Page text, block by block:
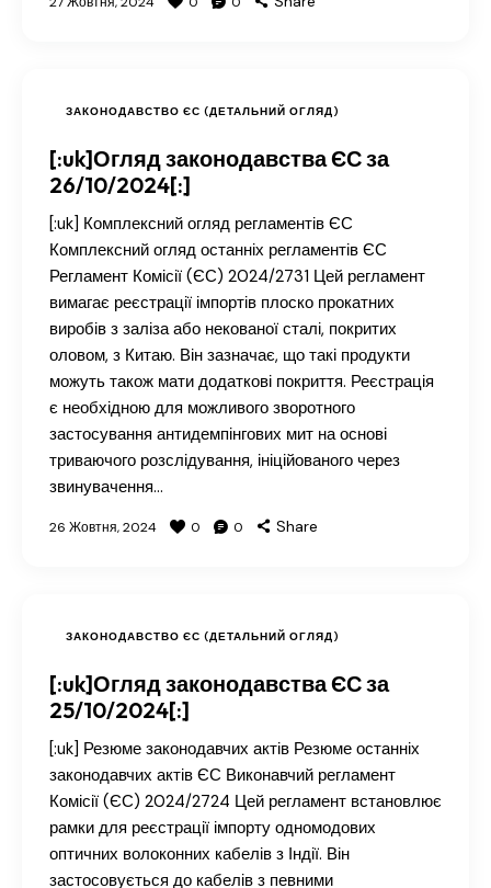
ЗАКОНОДАВСТВО ЄС (ДЕТАЛЬНИЙ ОГЛЯД)
[:uk]Огляд законодавства ЄС за
26/10/2024[:]
[:uk] Комплексний огляд регламентів ЄС
Комплексний огляд останніх регламентів ЄС
Регламент Комісії (ЄС) 2024/2731 Цей регламент
вимагає реєстрації імпортів плоско прокатних
виробів з заліза або некованої сталі, покритих
оловом, з Китаю. Він зазначає, що такі продукти
можуть також мати додаткові покриття. Реєстрація
є необхідною для можливого зворотного
застосування антидемпінгових мит на основі
триваючого розслідування, ініційованого через
звинувачення…
26 Жовтня, 2024 0 0 Share
ЗАКОНОДАВСТВО ЄС (ДЕТАЛЬНИЙ ОГЛЯД)
[:uk]Огляд законодавства ЄС за
25/10/2024[:]
[:uk] Резюме законодавчих актів Резюме останніх
законодавчих актів ЄС Виконавчий регламент
Комісії (ЄС) 2024/2724 Цей регламент встановлює
рамки для реєстрації імпорту одномодових
оптичних волоконних кабелів з Індії. Він
застосовується до кабелів з певними